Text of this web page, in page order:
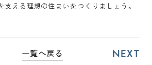
支える理想の住まいをつくりましょう。
一覧へ戻る NEXT